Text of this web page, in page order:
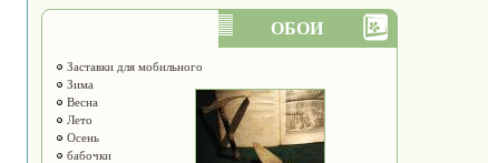
ОБОИ
Заставки для мобильного
Зима
Весна
Лето
Осень
бабочки